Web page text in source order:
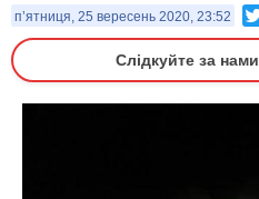
п’ятниця, 25 вересень 2020, 23:52
Слідкуйте за нами